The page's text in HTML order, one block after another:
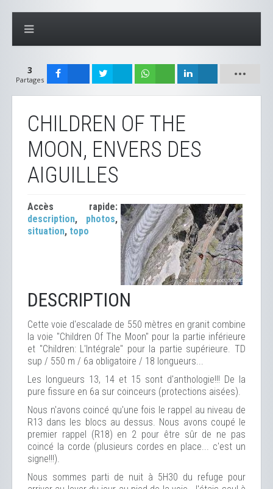
3
Partages
CHILDREN OF THE
MOON, ENVERS DES
AIGUILLES
Accès rapide:
description, photos,
situation, topo
DESCRIPTION
Cette voie d'escalade de 550 mètres en granit combine
la voie "Children Of The Moon" pour la partie inférieure
et "Children: L'Intégrale" pour la partie supérieure. TD
sup / 550 m / 6a obligatoire / 18 longueurs...
Les longueurs 13, 14 et 15 sont d'anthologie!!! De la
pure fissure en 6a sur coinceurs (protections aisées).
Nous n'avons coincé qu'une fois le rappel au niveau de
R13 dans les blocs au dessus. Nous avons coupé le
premier rappel (R18) en 2 pour être sûr de ne pas
coincé la corde (plusieurs cordes en place... c'est un
signe!!!).
Nous sommes parti de nuit à 5H30 du refuge pour